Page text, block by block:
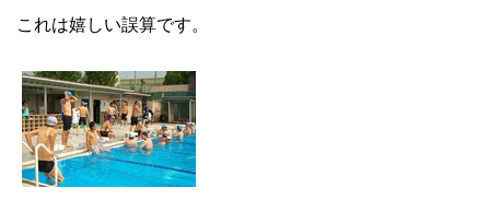
これは嬉しい誤算です。